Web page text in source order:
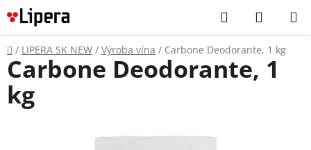
Prejsť
na
obsah
Hľadať
KOŠÍK
Domov
/ LIPERA SK NEW / Výroba vína / Carbone Deodorante, 1 kg
Carbone Deodorante, 1
kg